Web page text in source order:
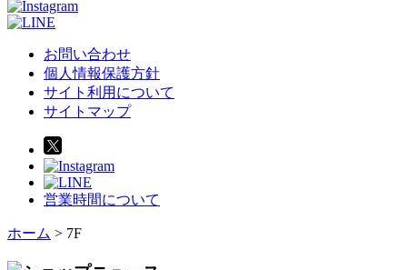
お問い合わせ
個人情報保護方針
サイト利用について
サイトマップ
営業時間について
ホーム > 7F